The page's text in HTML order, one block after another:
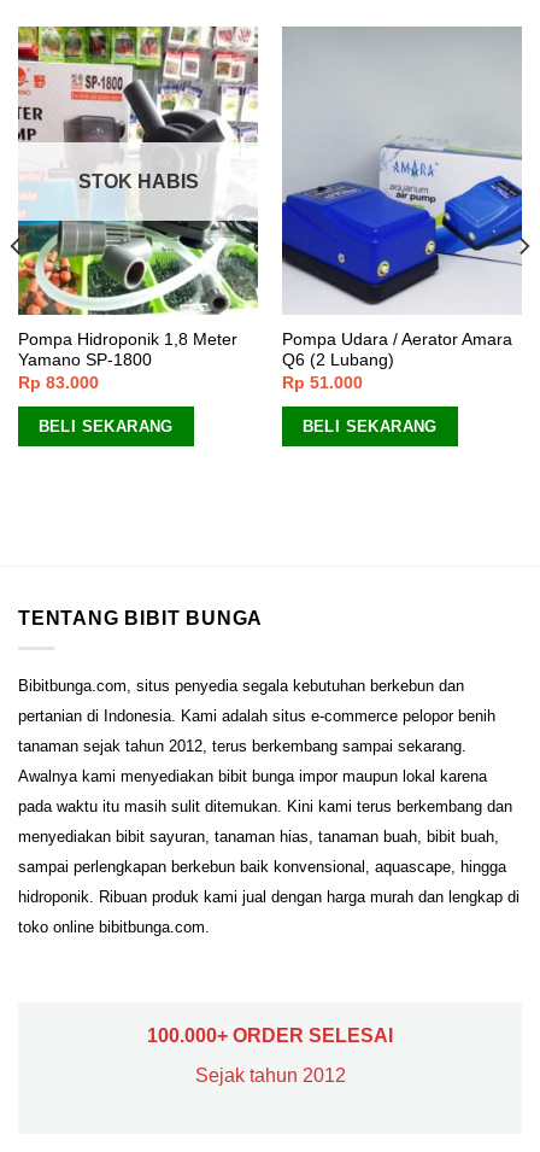
STOK HABIS
Pompa Hidroponik 1,8 Meter
Yamano SP-1800
Rp 83.000
BELI SEKARANG
Pompa Udara / Aerator Amara
Q6 (2 Lubang)
Rp 51.000
BELI SEKARANG
TENTANG BIBIT BUNGA
Bibitbunga.com, situs penyedia segala kebutuhan berkebun dan
pertanian di Indonesia. Kami adalah situs e-commerce pelopor benih
tanaman sejak tahun 2012, terus berkembang sampai sekarang.
Awalnya kami menyediakan bibit bunga impor maupun lokal karena
pada waktu itu masih sulit ditemukan. Kini kami terus berkembang dan
menyediakan bibit sayuran, tanaman hias, tanaman buah, bibit buah,
sampai perlengkapan berkebun baik konvensional, aquascape, hingga
hidroponik. Ribuan produk kami jual dengan harga murah dan lengkap di
toko online bibitbunga.com.
100.000+ ORDER SELESAI
Sejak tahun 2012